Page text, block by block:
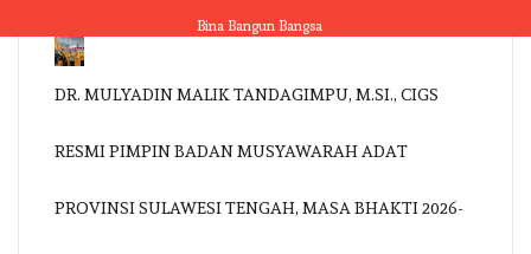
to
content
Bina Bangun Bangsa
DR. MULYADIN MALIK TANDAGIMPU, M.SI., CIGS
RESMI PIMPIN BADAN MUSYAWARAH ADAT
PROVINSI SULAWESI TENGAH, MASA BHAKTI 2026-